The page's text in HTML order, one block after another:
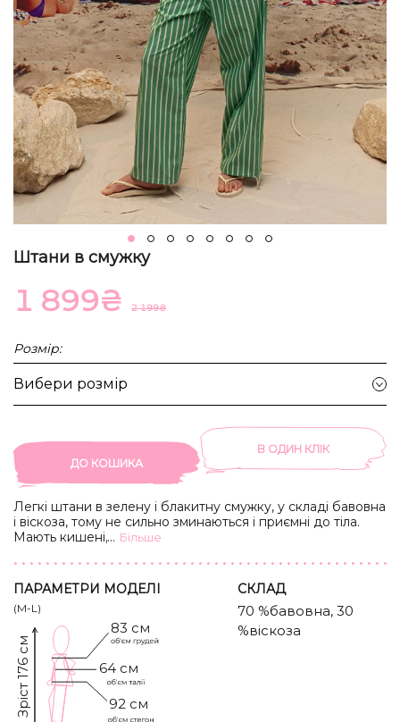
Штани в смужку
2 199₴
1 899₴
Розмір:
Вибери розмір
ДО КОШИКА
В ОДИН КЛIК
Легкі штани в зелену і блакитну смужку, у складі бавовна
і віскоза, тому не сильно зминаються і приємні до тіла.
Мають кишені, а також резинки в талії і знизу, щоб
стрічку, яка імітує хвилі. Можна брати з літнім бомбером
або сорочкою без рукавів, але й з базовою майкою
також будуть ідеально.
... Бiльше
ПАРАМЕТРИ МОДЕЛІ
(M-L)
83 см
Зріст 176 см 64 см
92 см
CКЛАД
70 %бавовна, 30
%віскоза